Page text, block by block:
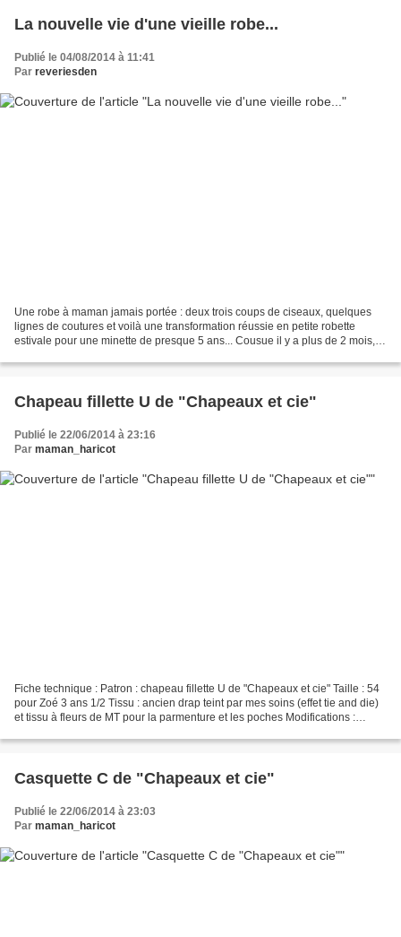
La nouvelle vie d'une vieille robe...
Publié le 04/08/2014 à 11:41
Par reveriesden
Une robe à maman jamais portée : deux trois coups de ciseaux, quelques
lignes de coutures et voilà une transformation réussie en petite robette
estivale pour une minette de presque 5 ans... Cousue il y a plus de 2 mois,
Chapeau fillette U de "Chapeaux et cie"
Publié le 22/06/2014 à 23:16
Par maman_haricot
Fiche technique : Patron : chapeau fillette U de "Chapeaux et cie" Taille : 54
pour Zoé 3 ans 1/2 Tissu : ancien drap teint par mes soins (effet tie and die)
et tissu à fleurs de MT pour la parmenture et les poches Modifications :
Casquette C de "Chapeaux et cie"
Publié le 22/06/2014 à 23:03
Par maman_haricot